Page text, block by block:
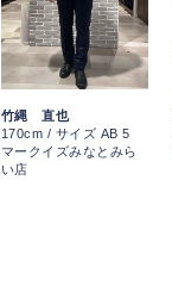
竹縄 直也
170cm / サイズ AB 5
マークイズみなとみら
い店